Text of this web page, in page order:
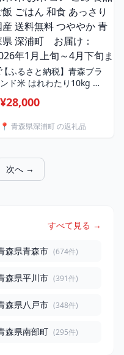
【ふるさと納税】青森ブラ
ンド米 はれわたり10kg 白
ご飯 ごはん 和食 あっさり
森県 深浦町 お届け：
¥28,000
📍 青森県深浦町 の返礼品
次へ →
すべて見る →
森県青森市 (674件)
森県平川市 (391件)
森県八戸市 (348件)
森県南部町 (295件)